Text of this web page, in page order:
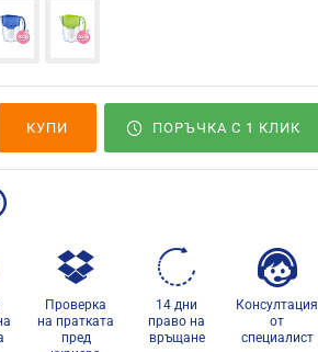
КУПИ ПОРЪЧКА С 1 КЛИК
Проверка
на пратката
пред
14 дни
право на
връщане
Консултация
от
специалист